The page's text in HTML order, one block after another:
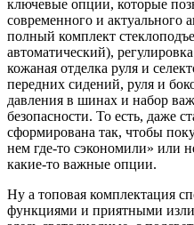
ключевые опции, которые
современного и актуального
полный комплект
автоматический),
кожаная отделка руля и
передних сидений, руля и
давления в шинах и набор
безопасности. То есть, даже
сформирована так, чтобы
нем где-то сэкономили» или
какие-то важные опции.
Ну а топовая комплектация
функциями и приятными